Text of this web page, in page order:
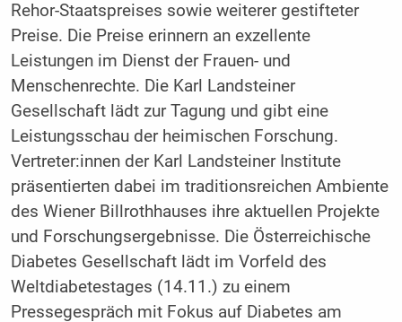
Rehor-Staatspreises sowie weiterer gestifteter
Preise. Die Preise erinnern an exzellente
Leistungen im Dienst der Frauen- und
Menschenrechte. Die Karl Landsteiner
Gesellschaft lädt zur Tagung und gibt eine
Leistungsschau der heimischen Forschung.
Vertreter:innen der Karl Landsteiner Institute
präsentierten dabei im traditionsreichen Ambiente
des Wiener Billrothhauses ihre aktuellen Projekte
und Forschungsergebnisse. Die Österreichische
Diabetes Gesellschaft lädt im Vorfeld des
Weltdiabetestages (14.11.) zu einem
Pressegespräch mit Fokus auf Diabetes am